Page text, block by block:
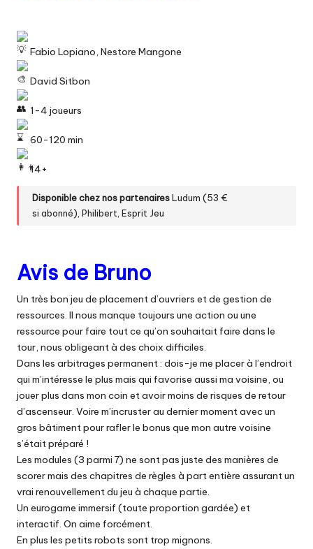
Fabio Lopiano, Nestore Mangone
David Sitbon
1-4 joueurs
60-120 min
14+
Disponible chez nos partenaires Ludum (53 €
siabonné),Philibert Esprit Jeu
Avis de Bruno
Un très bon jeu de placement d’ouvriers et de gestion de
ressources. Il nous manque toujours une action ou une
ressource pour faire tout ce qu’on souhaitait faire dans le
tour, nous obligeant à des choix difficiles.
Dans les arbitrages permanent : dois-je me placer à l’endroit
qui m’intéresse le plus mais qui favorise aussi ma voisine, ou
jouer plus dans mon coin et avoir moins de risques de retour
d’ascenseur. Voire m’incruster au dernier moment avec un
gros bâtiment pour rafler le bonus que mon autre voisine
s’était préparé !
Les modules (3 parmi 7) ne sont pas juste des manières de
scorer mais des chapitres de règles à part entière assurant un
vrai renouvellement du jeu à chaque partie.
Un eurogame immersif (toute proportion gardée) et
interactif. On aime forcément.
En plus les petits robots sont trop mignons.